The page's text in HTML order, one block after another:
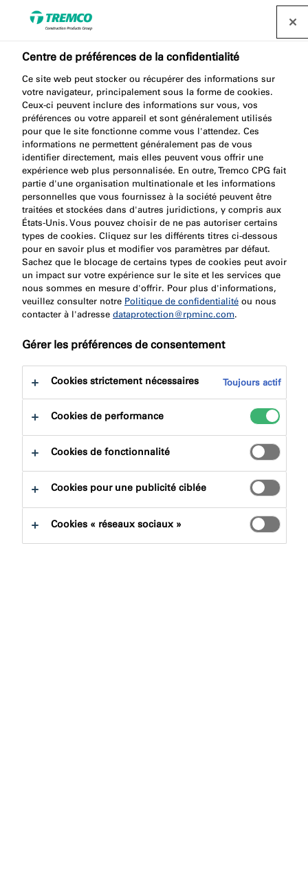
Trouvez un distributeur
Produits
Nullifire propose un ensemble complet certifié de
produits d’étanchéité résistants au feu pour les joints
et les pénétrations, ainsi que de revêtements
intumescents dans les constructions structurelles.
pour des bâtiments plus sûrs
Nullifire propose une solution de sécurité incendie
structurelle, également connue sous le nom de
protection passive contre l’incendie (PFP), pour le
secteur de la construction.
Avec plus de 50 ans d’expérience, nos équipes ont
développé des gammes de produits complètes pour
répondre à toutes les exigences liées à la sécurité
Centre de préférences de la confidentialité
Ce site web peut stocker ou récupérer des informations sur
votre navigateur, principalement sous la forme de cookies.
Ceux-ci peuvent inclure des informations sur vous, vos
préférences ou votre appareil et sont généralement utilisés
pour que le site fonctionne comme vous l'attendez. Ces
informations ne permettent généralement pas de vous
identifier directement, mais elles peuvent vous offrir une
expérience web plus personnalisée. En outre, Tremco CPG fait
partie d'une organisation multinationale et les informations
personnelles que vous fournissez à la société peuvent être
traitées et stockées dans d'autres juridictions, y compris aux
États-Unis. Vous pouvez choisir de ne pas autoriser certains
types de cookies. Cliquez sur les différents titres ci-dessous
pour en savoir plus et modifier vos paramètres par défaut.
Sachez que le blocage de certains types de cookies peut avoir
un impact sur votre expérience sur le site et les services que
nous sommes en mesure d'offrir. Pour plus d'informations,
veuillez consulter notre Politique de confidentialité ou nous
contacter à l'adresse dataprotection@rpminc.com.
Gérer les préférences de consentement
Cookies strictement nécessaires Toujours actif
Cookies de performance
Cookies de fonctionnalité
Cookies pour une publicité ciblée
Cookies « réseaux sociaux »